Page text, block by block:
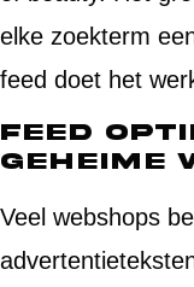
elke zoekterm
feed doet het
Feed
geheime
Veel webshops